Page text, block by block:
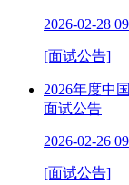
2026-02-28
[面试公告]
2026年度中
面试公告
2026-02-26
[面试公告]